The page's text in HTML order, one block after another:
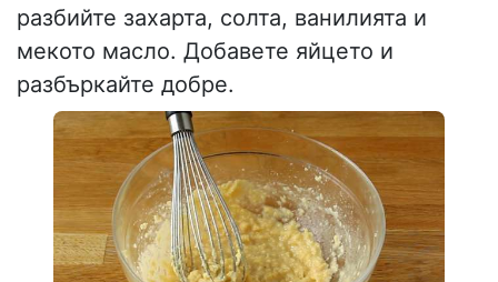
разбийте захарта, солта, ванилията и
мекото масло. Добавете яйцето и
разбъркайте добре.